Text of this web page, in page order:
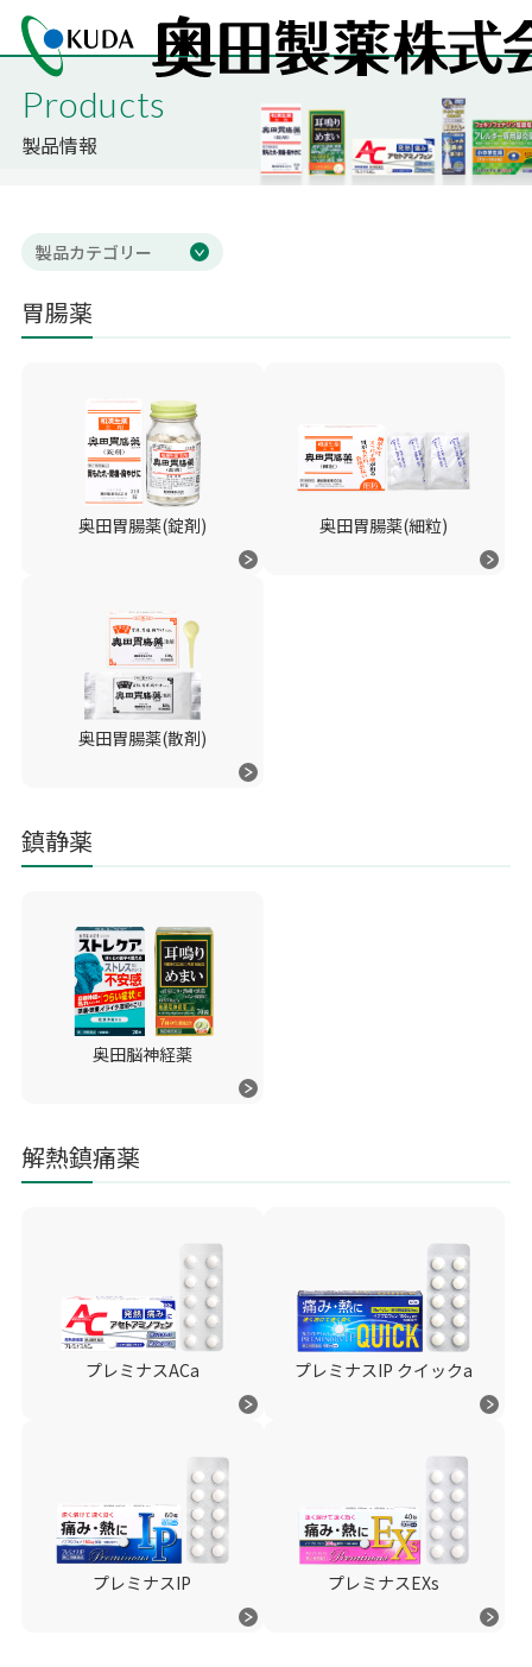
Products
製品情報
製品カテゴリー
胃腸薬
奥田胃腸薬(錠剤) 奥田胃腸薬(細粒)
奥田胃腸薬(散剤)
鎮静薬
奥田脳神経薬
解熱鎮痛薬
プレミナスACa プレミナスIP クイックa
プレミナスIP プレミナスEXs